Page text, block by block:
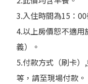
3.入住時間為15：
4.以上房價恕不適
義）。
5.付款方式（刷卡
等，請至現場付款。